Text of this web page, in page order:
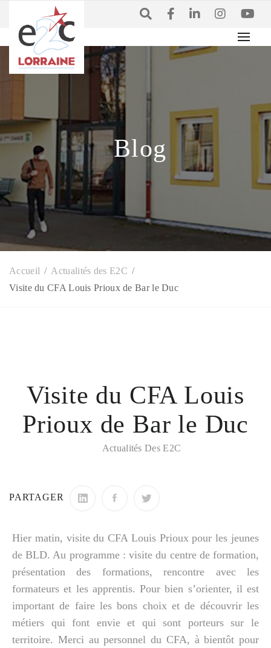
Accueil
Actualités des E2C
Visite du CFA Louis Prioux de Bar le Duc
Blog
Visite du CFA Louis
Prioux de Bar le Duc
Actualités Des E2C
PARTAGER
Hier matin, visite du CFA Louis Prioux pour les jeunes
de BLD. Au programme : visite du centre de formation,
présentation des formations, rencontre avec les
formateurs et les apprentis. Pour bien s’orienter, il est
important de faire les bons choix et de découvrir les
métiers qui font envie et qui sont porteurs sur le
territoire. Merci au personnel du CFA, à bientôt pour